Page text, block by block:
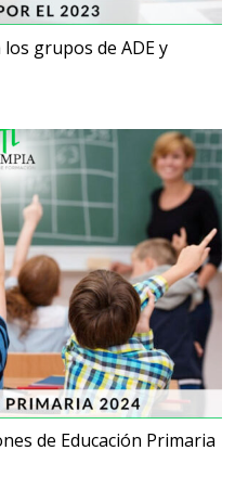
grupos de ADE y
de Educación Primaria